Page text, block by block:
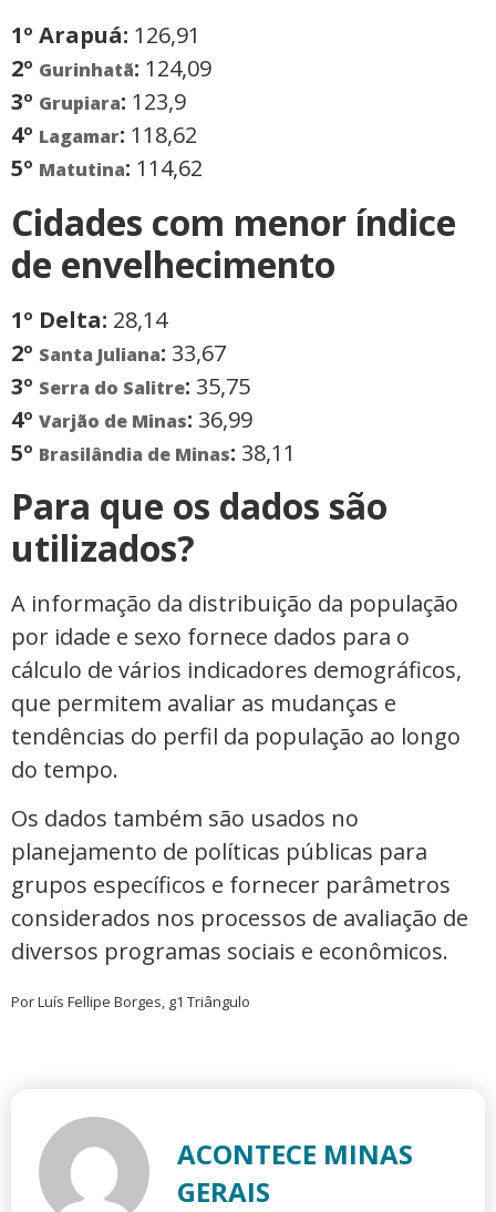
1º Arapuá: 126,91
2º Gurinhatã: 124,09
3º Grupiara: 123,9
4º Lagamar: 118,62
5º Matutina: 114,62
Cidades com menor índice
de envelhecimento
1º Delta: 28,14
2º Santa Juliana: 33,67
3º Serra do Salitre: 35,75
4º Varjão de Minas: 36,99
5º Brasilândia de Minas: 38,11
Para que os dados são
utilizados?
A informação da distribuição da população
por idade e sexo fornece dados para o
cálculo de vários indicadores demográficos,
que permitem avaliar as mudanças e
tendências do perfil da população ao longo
do tempo.
Os dados também são usados no
planejamento de políticas públicas para
grupos específicos e fornecer parâmetros
considerados nos processos de avaliação de
diversos programas sociais e econômicos.
Por Luís Fellipe Borges, g1 Triângulo
ACONTECE MINAS
GERAIS